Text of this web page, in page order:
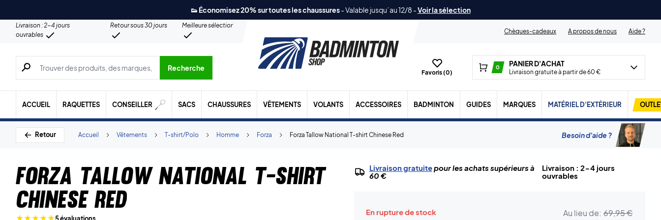
👟 Économisez 20% sur toutes les chaussures-Valable jusqu´au 12/8 -Voir la sélection
Livraison : 2-4 jours
ouvrables
Retour sous 30 jours
Meilleure sélection
Chèques-cadeaux
A propos de nous Aide ?
Recherche de produits, de marques, etc.
Recherche
Favoris (0)
0 PANIER D'ACHAT
Livraison gratuite à partir de 60 €
ACCUEIL RAQUETTES CONSEILLER SACS CHAUSSURES VÊTEMENTS VOLANTS ACCESSOIRES BADMINTON GUIDES MARQUES MATÉRIEL D'EXTÉRIEUR
Retour Forza Tallow National T-shirt Chinese Red
Forza
Homme
T-shirt/Polo
Vêtements
Accueil Besoin d'aide ?
Forza Tallow National T-shirt
Chinese Red
Livraison gratuitepour les achats supérieurs à
60 €
Livraison : 2-4 jours
ouvrables
En rupture de stock Au lieu de: 69,95 €